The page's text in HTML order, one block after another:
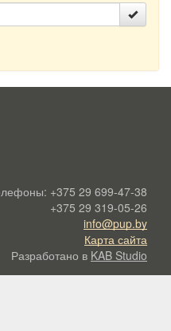
+375 29 699-47-38
+375 29 319-05-26
info@pup.by
Карта сайта
Разработано в KAB Studio